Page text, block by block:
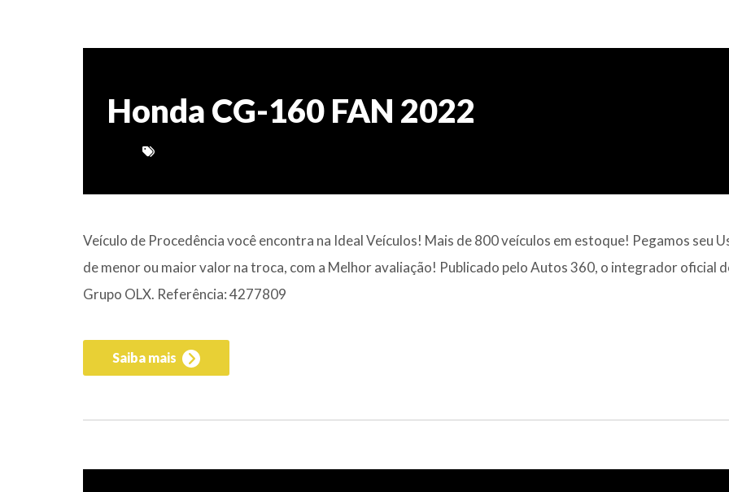
Honda CG-160 FAN 2022
Veículo de Procedência você encontra na Ideal Veículos! Mais de 800 veículos em estoque! Pegamos seu
de menor ou maior valor na troca, com a Melhor avaliação! Publicado pelo Autos 360, o integrador oficial
Grupo OLX. Referência: 4277809
Saiba mais